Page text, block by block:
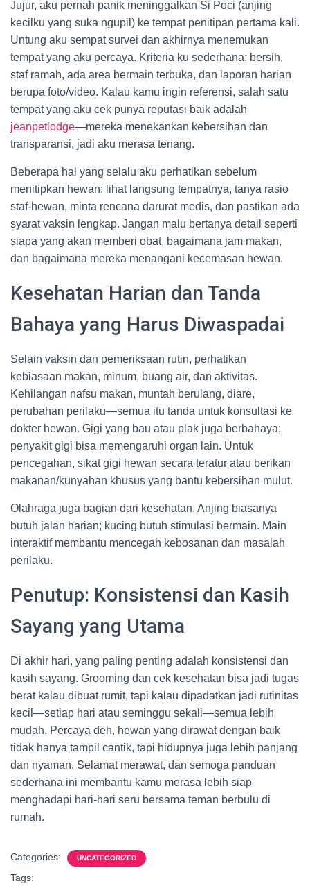
Jujur, aku pernah panik meninggalkan Si Poci (anjing
kecilku yang suka ngupil) ke tempat penitipan pertama kali.
Untung aku sempat survei dan akhirnya menemukan
tempat yang aku percaya. Kriteria ku sederhana: bersih,
staf ramah, ada area bermain terbuka, dan laporan harian
berupa foto/video. Kalau kamu ingin referensi, salah satu
tempat yang aku cek punya reputasi baik adalah
jeanpetlodge—mereka menekankan kebersihan dan
transparansi, jadi aku merasa tenang.
Beberapa hal yang selalu aku perhatikan sebelum
menitipkan hewan: lihat langsung tempatnya, tanya rasio
staf-hewan, minta rencana darurat medis, dan pastikan ada
syarat vaksin lengkap. Jangan malu bertanya detail seperti
siapa yang akan memberi obat, bagaimana jam makan,
dan bagaimana mereka menangani kecemasan hewan.
Kesehatan Harian dan Tanda
Bahaya yang Harus Diwaspadai
Selain vaksin dan pemeriksaan rutin, perhatikan
kebiasaan makan, minum, buang air, dan aktivitas.
Kehilangan nafsu makan, muntah berulang, diare,
perubahan perilaku—semua itu tanda untuk konsultasi ke
dokter hewan. Gigi yang bau atau plak juga berbahaya;
penyakit gigi bisa memengaruhi organ lain. Untuk
pencegahan, sikat gigi hewan secara teratur atau berikan
makanan/kunyahan khusus yang bantu kebersihan mulut.
Olahraga juga bagian dari kesehatan. Anjing biasanya
butuh jalan harian; kucing butuh stimulasi bermain. Main
interaktif membantu mencegah kebosanan dan masalah
perilaku.
Penutup: Konsistensi dan Kasih
Sayang yang Utama
Di akhir hari, yang paling penting adalah konsistensi dan
kasih sayang. Grooming dan cek kesehatan bisa jadi tugas
berat kalau dibuat rumit, tapi kalau dipadatkan jadi rutinitas
kecil—setiap hari atau seminggu sekali—semua lebih
mudah. Percaya deh, hewan yang dirawat dengan baik
tidak hanya tampil cantik, tapi hidupnya juga lebih panjang
dan nyaman. Selamat merawat, dan semoga panduan
sederhana ini membantu kamu merasa lebih siap
menghadapi hari-hari seru bersama teman berbulu di
rumah.
Categories: UNCATEGORIZED
Tags: